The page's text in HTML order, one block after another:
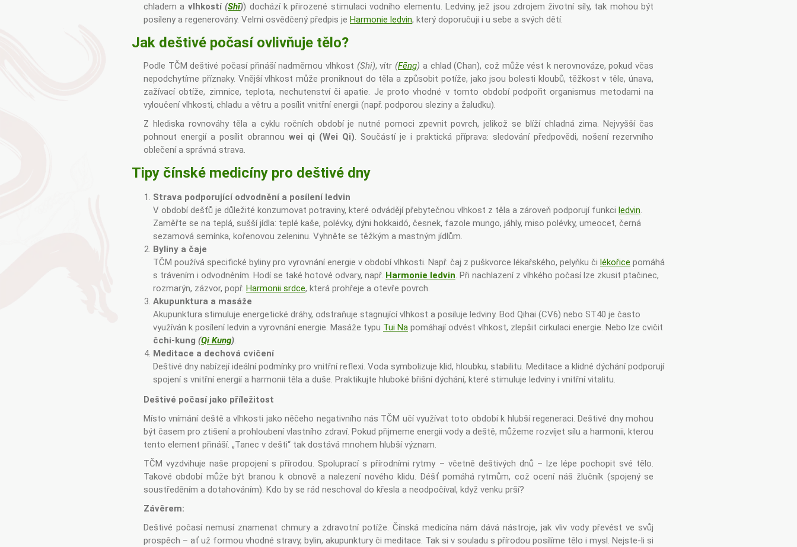
chladem a vlhkostí(Shī)) dochází k přirozené stimulaci vodního elementu. Ledviny, jež jsou zdrojem životní síly, tak mohou být
posíleny a regenerovány. Velmi osvědčený předpis je Harmonie ledvin, který doporučuji i u sebe a svých dětí.
Jak deštivé počasí ovlivňuje tělo?
Podle TČM deštivé počasí přináší nadměrnou vlhkost (Shi), vítr (Fēng) a chlad (Chan), což může vést k nerovnováze, pokud včas
nepodchytíme příznaky. Vnější vlhkost může proniknout do těla a způsobit potíže, jako jsou bolesti kloubů, těžkost v těle, únava,
zažívací obtíže, zimnice, teplota, nechutenství či apatie. Je proto vhodné v tomto období podpořit organismus metodami na
vyloučení vlhkosti, chladu a větru a posílit vnitřní energii (např. podporou sleziny a žaludku).
Z hlediska rovnováhy těla a cyklu ročních období je nutné pomoci zpevnit povrch, jelikož se blíží chladná zima. Nejvyšší čas
pohnout energií a posílit obrannou wei qi (Wei Qi). Součástí je i praktická příprava: sledování předpovědi, nošení rezervního
oblečení a správná strava.
Tipy čínské medicíny pro deštivé dny
Strava podporující odvodnění a posílení ledvin
V období dešťů je důležité konzumovat potraviny, které odvádějí přebytečnou vlhkost z těla a zároveň podporují funkci ledvin.
Zaměřte se na teplá, sušší jídla: teplé kaše, polévky, dýni hokkaidó, česnek, fazole mungo, jáhly, miso polévky, umeocet, černá
sezamová semínka, kořenovou zeleninu. Vyhněte se těžkým a mastným jídlům.
Byliny a čaje
TČM používá specifické byliny pro vyrovnání energie v období vlhkosti. Např. čaj z puškvorce lékařského, pelyňku či lékořice pomáhá
s trávením i odvodněním. Hodí se také hotové odvary, např. Harmonie ledvin. Při nachlazení z vlhkého počasí lze zkusit ptačinec,
rozmarýn, zázvor, popř. Harmonii srdce, která prohřeje a otevře povrch.
Akupunktura a masáže
Akupunktura stimuluje energetické dráhy, odstraňuje stagnující vlhkost a posiluje ledviny. Bod Qihai (CV6) nebo ST40 je často
využíván k posílení ledvin a vyrovnání energie. Masáže typu Tui Na pomáhají odvést vlhkost, zlepšit cirkulaci energie. Nebo lze cvičit
čchi-kung (Qi Kung).
Meditace a dechová cvičení
Deštivé dny nabízejí ideální podmínky pro vnitřní reflexi. Voda symbolizuje klid, hloubku, stabilitu. Meditace a klidné dýchání podporují
spojení s vnitřní energií a harmonii těla a duše. Praktikujte hluboké břišní dýchání, které stimuluje ledviny i vnitřní vitalitu.
Deštivé počasí jako příležitost
Místo vnímání deště a vlhkosti jako něčeho negativního nás TČM učí využívat toto období k hlubší regeneraci. Deštivé dny mohou
být časem pro ztišení a prohloubení vlastního zdraví. Pokud přijmeme energii vody a deště, můžeme rozvíjet sílu a harmonii, kterou
tento element přináší. „Tanec v dešti“ tak dostává mnohem hlubší význam.
TČM vyzdvihuje naše propojení s přírodou. Spoluprací s přírodními rytmy – včetně deštivých dnů – lze lépe pochopit své tělo.
Takové období může být branou k obnově a nalezení nového klidu. Déšť pomáhá rytmům, což ocení náš žlučník (spojený se
soustředěním a dotahováním). Kdo by se rád neschoval do křesla a neodpočíval, když venku prší?
Závěrem:
Deštivé počasí nemusí znamenat chmury a zdravotní potíže. Čínská medicína nám dává nástroje, jak vliv vody převést ve svůj
prospěch – ať už formou vhodné stravy, bylin, akupunktury či meditace. Tak si v souladu s přírodou posílíme tělo i mysl. Nejste-li si